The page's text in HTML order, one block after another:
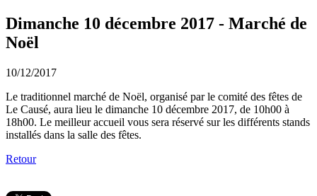
Dimanche 10 décembre 2017 - Marché de
Noël
10/12/2017
Le traditionnel marché de Noël, organisé par le comité des fêtes de
Le Causé, aura lieu le dimanche 10 décembre 2017, de 10h00 à
18h00. Le meilleur accueil vous sera réservé sur les différents stands
installés dans la salle des fêtes.
Retour